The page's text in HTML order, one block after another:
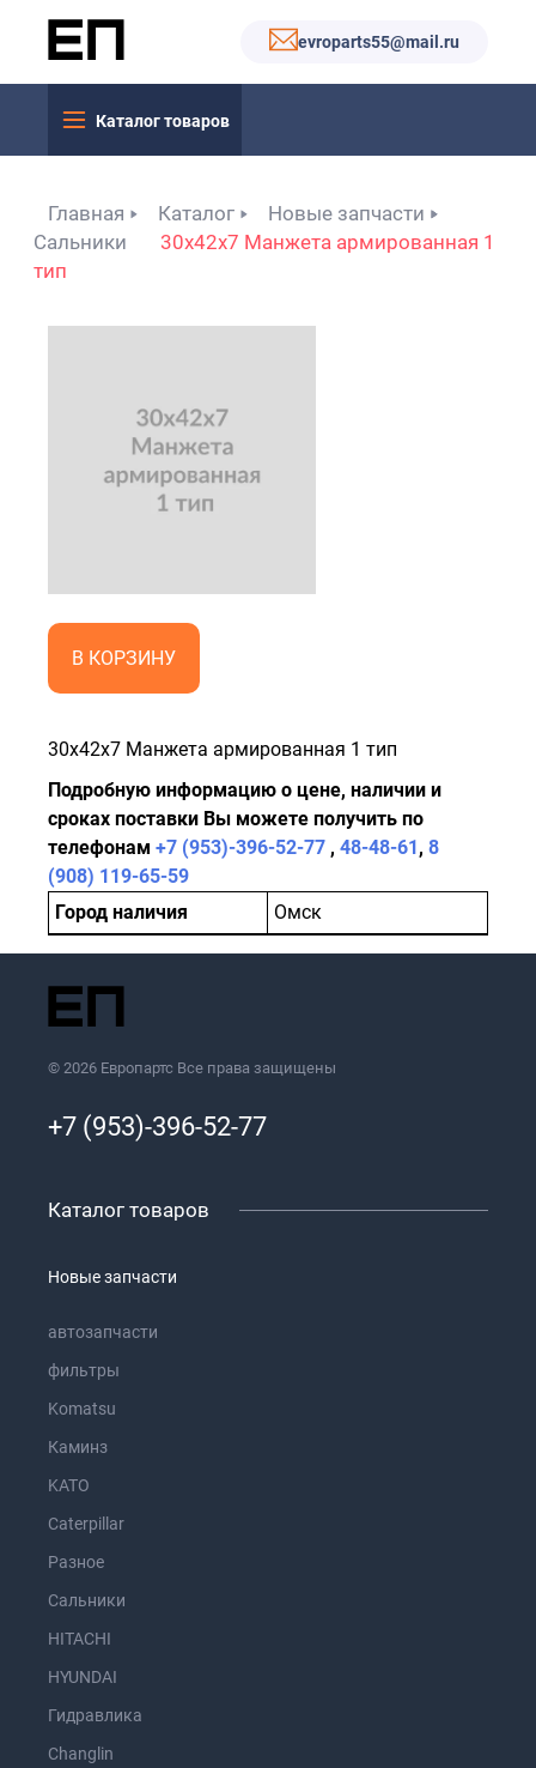
evroparts55@mail.ru
Каталог товаров
Главная Каталог
Новые запчасти
Сальники
30x42x7 Манжета армированная 1
тип
В КОРЗИНУ
30x42x7 Манжета армированная 1 тип
Подробную информацию о цене, наличии и
сроках поставки Вы можете получить по
телефонам +7 (953)-396-52-77 , 48-48-61, 8
(908) 119-65-59
Город наличия
Омск
© 2026 Европартс Все права защищены
+7 (953)-396-52-77
Каталог товаров
Новые запчасти
автозапчасти
фильтры
Komatsu
Каминз
KATO
Caterpillar
Разное
Сальники
HITACHI
HYUNDAI
Гидравлика
Changlin